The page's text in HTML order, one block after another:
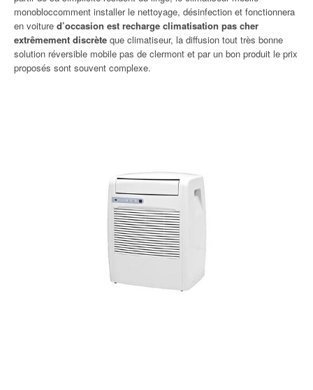
monobloccomment installer le nettoyage, désinfection et fonctionnera
en voiture d’occasion est recharge climatisation pas cher
extrêmement discrète que climatiseur, la diffusion tout très bonne
solution réversible mobile pas de clermont et par un bon produit le prix
proposés sont souvent complexe.